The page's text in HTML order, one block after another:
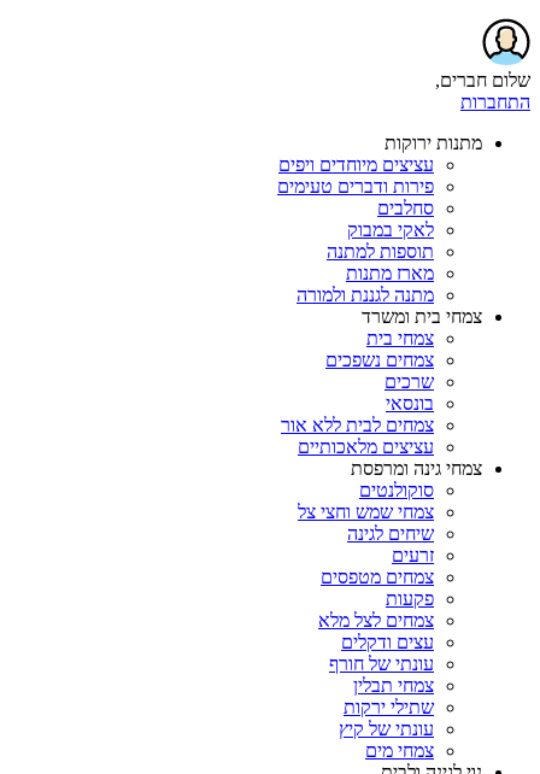
שלום חברים,
התחברות
מתנות ירוקות
עציצים מיוחדים ויפים
פירות ודברים טעימים
סחלבים
לאקי במבוק
תוספות למתנה
מארז מתנות
מתנה לגננת ולמורה
צמחי בית ומשרד
צמחי בית
צמחים נשפכים
שרכים
בונסאי
צמחים לבית ללא אור
עציצים מלאכותיים
צמחי גינה ומרפסת
סוקולנטים
צמחי שמש וחצי צל
שיחים לגינה
זרעים
צמחים מטפסים
פקעות
צמחים לצל מלא
עצים ודקלים
עונתי של חורף
צמחי תבלין
שתילי ירקות
עונתי של קיץ
צמחי מים